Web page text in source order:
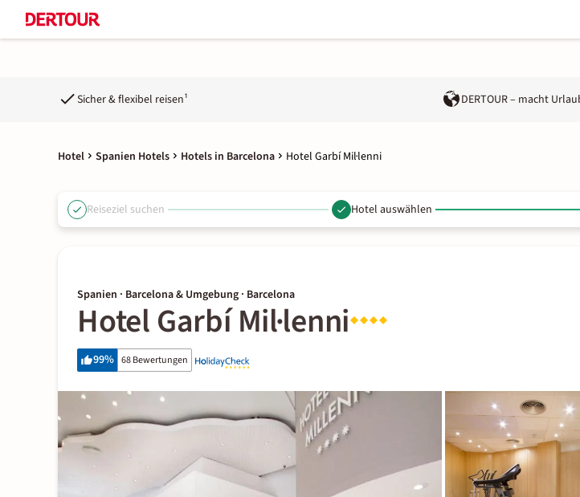
Sicher & flexibel reisen¹ DERTOUR – macht
Hotel Spanien Hotels Hotels in Barcelona Hotel Garbí Mil·lenni
Reiseziel suchen Hotel auswählen
Spanien · Barcelona & Umgebung · Barcelona
Hotel Garbí Mil·lenni
99% 68 Bewertungen